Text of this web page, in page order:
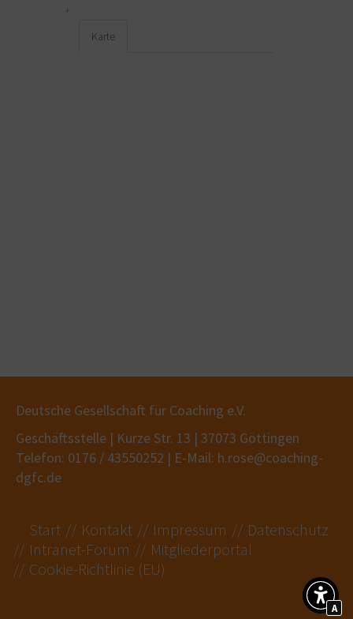
Karte
Deutsche Gesellschaft für Coaching e.V.
Geschäftsstelle | Kurze Str. 13 | 37073 Göttingen
Telefon: 0176 / 43550252 | E-Mail: h.rose@coaching-
dgfc.de
Start Kontakt Impressum
Datenschutz
Intranet-Forum
Mitgliederportal
Cookie-Richtlinie (EU)
A